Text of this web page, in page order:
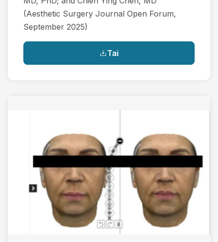
(Aesthetic Surgery Journal Open Forum,
September 2025)
Tai